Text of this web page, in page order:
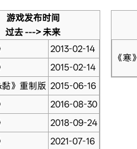
游戏发布时间
过去 ---> 未来
2013-02-14
2015-02-14
黏》重制版 2015-06-16
2016-08-30
2018-09-24
2021-07-16
《寒》